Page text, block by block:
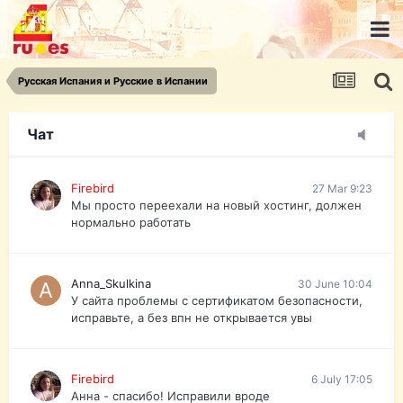
Русская Испания и Русские в Испании
Чат
urist.dokument@gmail.com
https://pasport-ua.com/
Телеграмм @uristpassua
Firebird
Друзья - из России без VPN сайт и форум
Firebird 27 Mar 9:23
Мы просто переехали на новый хостинг, должен
нормально работать
Anna_Skulkina 30 June 10:04
У сайта проблемы с сертификатом безопасности,
исправьте, а без впн не открывается увы
Firebird 6 July 17:05
Анна - спасибо! Исправили вроде